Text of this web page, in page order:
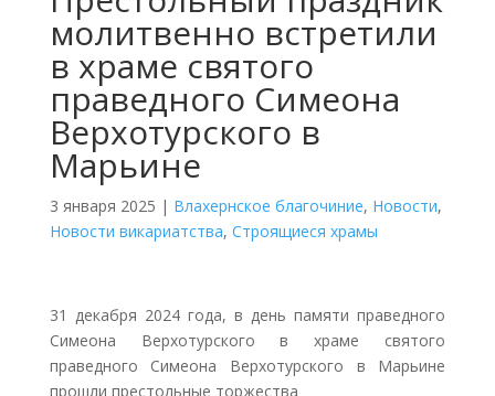
молитвенно встретили
в храме святого
праведного Симеона
Верхотурского в
Марьине
3 января 2025 | Влахернское благочиние, Новости,
Новости викариатства, Строящиеся храмы
31 декабря 2024 года, в день памяти праведного
Симеона Верхотурского в храме святого
праведного Симеона Верхотурского в Марьине
прошли престольные торжества